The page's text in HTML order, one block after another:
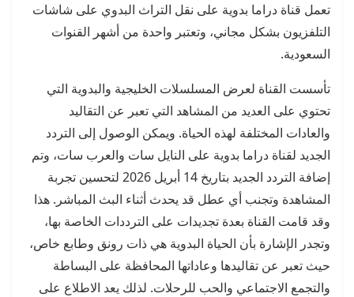
تعمل قناة دراما بدوية على نقل التراث البدوي على شاشات
التلفزيون بشكل مجاني، وتعتبر واحدة من أشهر القنوات
السعودية.
تأسست القناة لعرض المسلسلات الخليجية والبدوية التي
تحتوي على العديد من المشاهد التي تعبر عن التقاليد
والعادات المختلفة لهذه الحياة. ويمكن الوصول إلى التردد
الجديد لقناة دراما بدوية على النايل سات والعرب سات، وتم
إضافة التردد الجديد بتاريخ 14 أبريل 2026 لتحسين تجربة
المشاهدة وتجنب أي عطل قد يحدث أثناء البث المباشر. هذا
وقد قامت القناة بعدة تجديدات على الترددات الخاصة بها،
وتجدر الإشارة بأن الحياة البدوية هي ذات رونق وطابع خاص،
حيث تعبر عن تقاليدها وعاداتها المحافظة على البساطة
والتجمع الاجتماعي والحب للرحلات. لذلك يعد الاطلاع على